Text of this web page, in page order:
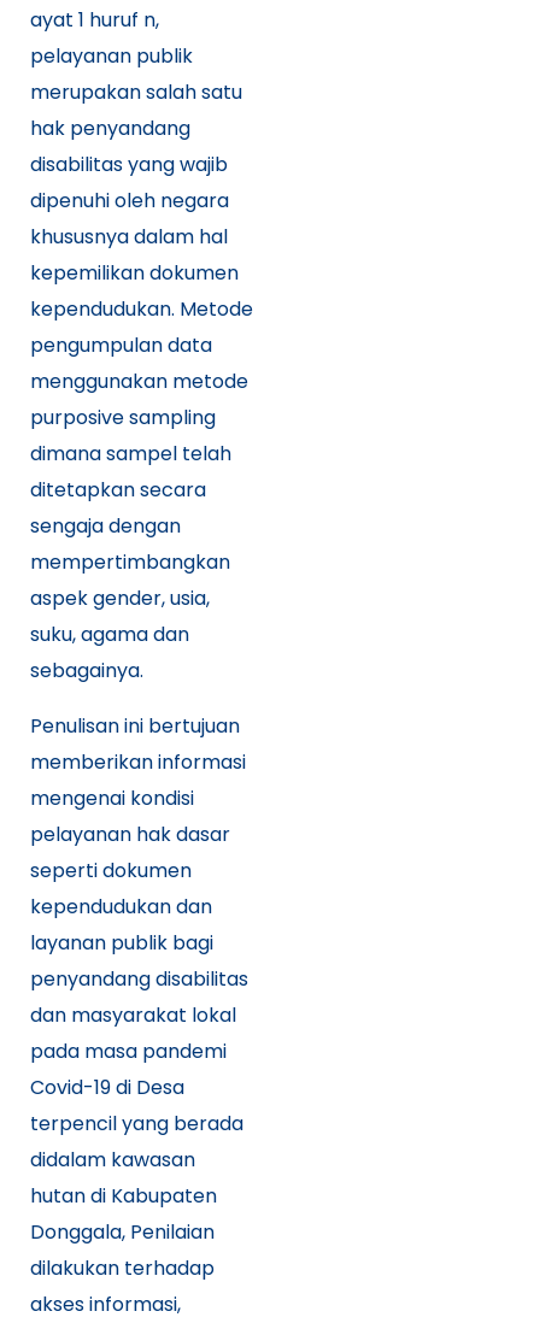
ayat 1 huruf n,
pelayanan publik
merupakan salah satu
hak penyandang
disabilitas yang wajib
dipenuhi oleh negara
khususnya dalam hal
kepemilikan dokumen
kependudukan. Metode
pengumpulan data
menggunakan metode
purposive sampling
dimana sampel telah
ditetapkan secara
sengaja dengan
mempertimbangkan
aspek gender, usia,
suku, agama dan
sebagainya.
Penulisan ini bertujuan
memberikan informasi
mengenai kondisi
pelayanan hak dasar
seperti dokumen
kependudukan dan
layanan publik bagi
penyandang disabilitas
dan masyarakat lokal
pada masa pandemi
Covid-19 di Desa
terpencil yang berada
didalam kawasan
hutan di Kabupaten
Donggala, Penilaian
dilakukan terhadap
akses informasi,